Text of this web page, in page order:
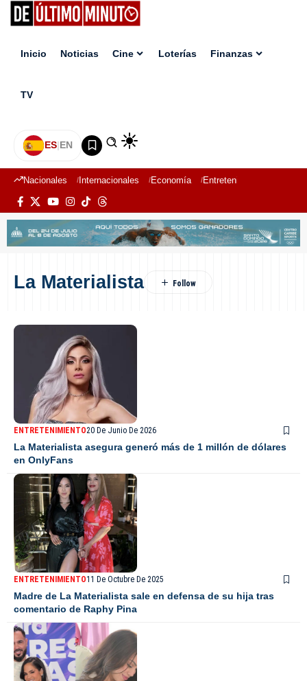
Inicio Noticias Cine Loterías Finanzas
TV
ES|EN
Nacionales Internacionales Economía Entretenimiento
La Materialista
ENTRETENIMIENTO20 De Junio De 2026
La Materialista asegura generó más de 1 millón de dólares
en OnlyFans
ENTRETENIMIENTO11 De Octubre De 2025
Madre de La Materialista sale en defensa de su hija tras
comentario de Raphy Pina